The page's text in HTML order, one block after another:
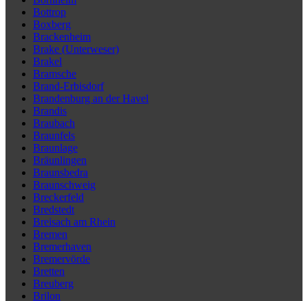
Bottrop
Boxberg
Brackenheim
Brake (Unterweser)
Brakel
Bramsche
Brand-Erbisdorf
Brandenburg an der Havel
Brandis
Braubach
Braunfels
Braunlage
Bräunlingen
Braunsbedra
Braunschweig
Breckerfeld
Bredstedt
Breisach am Rhein
Bremen
Bremerhaven
Bremervörde
Bretten
Breuberg
Brilon